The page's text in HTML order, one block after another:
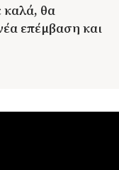
καλά, θα
επέμβαση και